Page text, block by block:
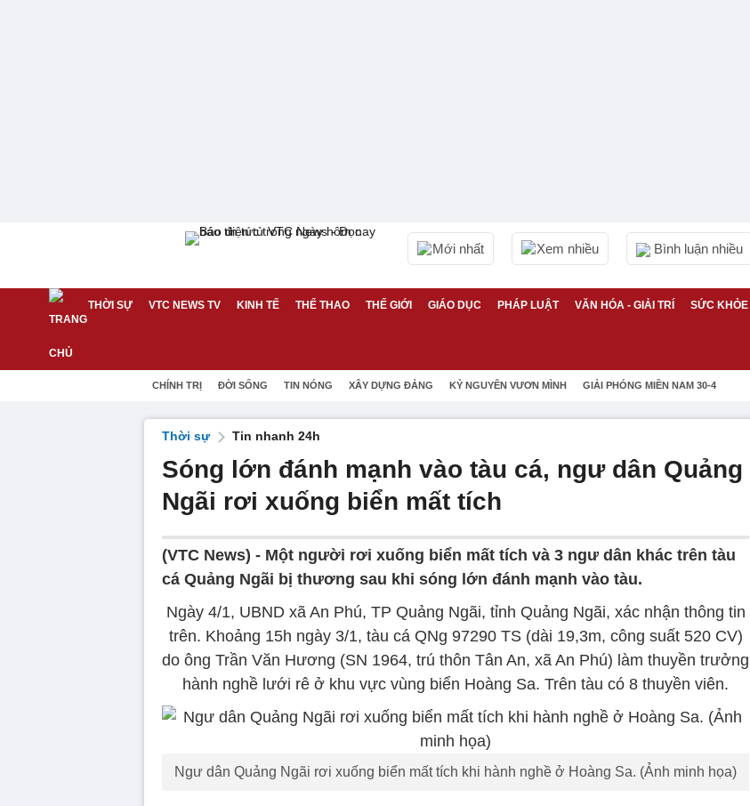
Mới nhất Xem nhiều Bình luận nhiều
THỜI SỰ VTC NEWS TV KINH TẾ THỂ THAO THẾ GIỚI GIÁO DỤC PHÁP LUẬT VĂN HÓA - GIẢI TRÍ SỨC KHỎE
CHÍNH TRỊ ĐỜI SỐNG TIN NÓNG XÂY DỰNG ĐẢNG KỶ NGUYÊN VƯƠN MÌNH GIẢI PHÓNG MIỀN NAM 30-4
Thời sự Tin nhanh 24h
Sóng lớn đánh mạnh vào tàu cá, ngư dân Quảng
Ngãi rơi xuống biển mất tích
(VTC News) - Một người rơi xuống biển mất tích và 3 ngư dân khác trên tàu
cá Quảng Ngãi bị thương sau khi sóng lớn đánh mạnh vào tàu.
Ngày 4/1, UBND xã An Phú, TP Quảng Ngãi, tỉnh Quảng Ngãi, xác nhận thông tin
trên. Khoảng 15h ngày 3/1, tàu cá QNg 97290 TS (dài 19,3m, công suất 520 CV)
do ông Trần Văn Hương (SN 1964, trú thôn Tân An, xã An Phú) làm thuyền trưởng
hành nghề lưới rê ở khu vực vùng biển Hoàng Sa. Trên tàu có 8 thuyền viên.
Ngư dân Quảng Ngãi rơi xuống biển mất tích khi hành nghề ở Hoàng Sa. (Ảnh minh họa)